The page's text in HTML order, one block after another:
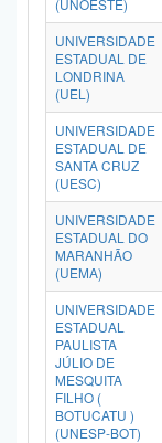
(UNOESTE)
UNIVERSIDADE
ESTADUAL DE
LONDRINA
(UEL)
UNIVERSIDADE
ESTADUAL DE
SANTA CRUZ
(UESC)
UNIVERSIDADE
ESTADUAL DO
MARANHÃO
(UEMA)
UNIVERSIDADE
ESTADUAL
PAULISTA
JÚLIO DE
MESQUITA
FILHO (
BOTUCATU )
(UNESP-BOT)